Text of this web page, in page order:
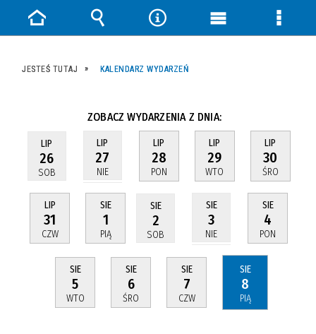
JESTEŚ TUTAJ KALENDARZ WYDARZEŃ
ZOBACZ WYDARZENIA Z DNIA:
LIP
26
SOB
LIP
27
NIE
LIP
28
PON
LIP
29
WTO
LIP
30
ŚRO
LIP
31
CZW
SIE
1
PIĄ
SIE
2
SOB
SIE
3
NIE
SIE
4
PON
SIE
5
WTO
SIE
6
ŚRO
SIE
7
CZW
SIE
8
PIĄ
Strona
główna
Wyszukiwarka
NarzędziaMenu
Menu